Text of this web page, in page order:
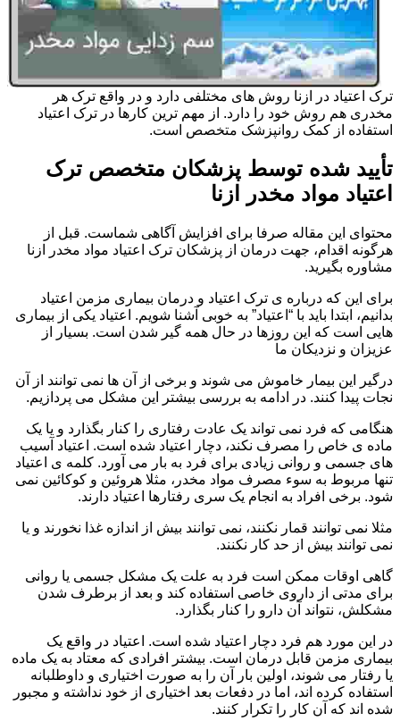
ترک اعتیاد در ازنا روش های مختلفی دارد و در واقع ترک هر
مخدری هم روش خود را دارد. از مهم ترین کارها در ترک اعتیاد
استفاده از کمک روانپزشک متخصص است.
تأیید شده توسط پزشکان متخصص ترک
اعتیاد مواد مخدر ازنا
محتوای این مقاله صرفا برای افزایش آگاهی شماست. قبل از
هرگونه اقدام، جهت درمان از پزشکان ترک اعتیاد مواد مخدر ازنا
مشاوره بگیرید.
برای این که درباره ی ترک اعتیاد و درمان بیماری مزمن اعتیاد
بدانیم، ابتدا باید با “اعتیاد” به خوبی آشنا شویم. اعتیاد یکی از بیماری
هایی است که این روزها در حال همه گیر شدن است. بسیار از
عزیزان و نزدیکان ما
درگیر این بیمار خاموش می شوند و برخی از آن ها نمی توانند از آن
نجات پیدا کنند. در ادامه به بررسی بیشتر این مشکل می پردازیم.
هنگامی که فرد نمی تواند یک عادت رفتاری را کنار بگذارد و یا یک
ماده ی خاص را مصرف نکند، دچار اعتیاد شده است. اعتیاد آسیب
های جسمی و روانی زیادی برای فرد به بار می آورد. کلمه ی اعتیاد
تنها مربوط به سوء مصرف مواد مخدر، مثلا هروئین و کوکائین نمی
شود. برخی افراد به انجام یک سری رفتارها اعتیاد دارند.
مثلا نمی توانند قمار نکنند، نمی توانند بیش از اندازه غذا نخورند و یا
نمی توانند بیش از حد کار نکنند.
گاهی اوقات ممکن است فرد به علت یک مشکل جسمی یا روانی
برای مدتی از داروی خاصی استفاده کند و بعد از برطرف شدن
مشکلش، نتواند آن دارو را کنار بگذارد.
در این مورد هم فرد دچار اعتیاد شده است. اعتیاد در واقع یک
بیماری مزمن قابل درمان است. بیشتر افرادی که معتاد به یک ماده
یا رفتار می شوند، اولین بار آن را به صورت اختیاری و داوطلبانه
استفاده کرده اند، اما در دفعات بعد اختیاری از خود نداشته و مجبور
شده اند که آن کار را تکرار کنند.